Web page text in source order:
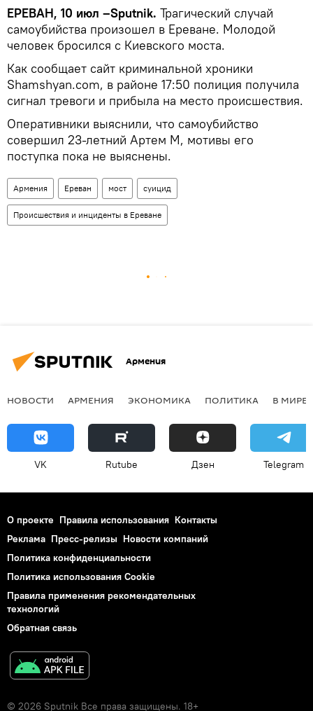
ЕРЕВАН, 10 июл –Sputnik. Трагический случай
самоубийства произошел в Ереване. Молодой
человек бросился с Киевского моста.
Как сообщает сайт криминальной хроники
Shamshyan.com, в районе 17:50 полиция получила
сигнал тревоги и прибыла на место происшествия.
Оперативники выяснили, что самоубийство
совершил 23-летний Артем М, мотивы его
поступка пока не выяснены.
Армения Ереван мост суицид
Происшествия и инциденты в Ереване
Армения
НОВОСТИ АРМЕНИЯ ЭКОНОМИКА ПОЛИТИКА В МИРЕ
VK Rutube Дзен Telegram
О проекте Правила использования Контакты
Реклама Пресс-релизы Новости компаний
Политика конфиденциальности
Политика использования Cookie
Правила применения рекомендательных
технологий
Обратная связь
© 2026 Sputnik Все права защищены. 18+